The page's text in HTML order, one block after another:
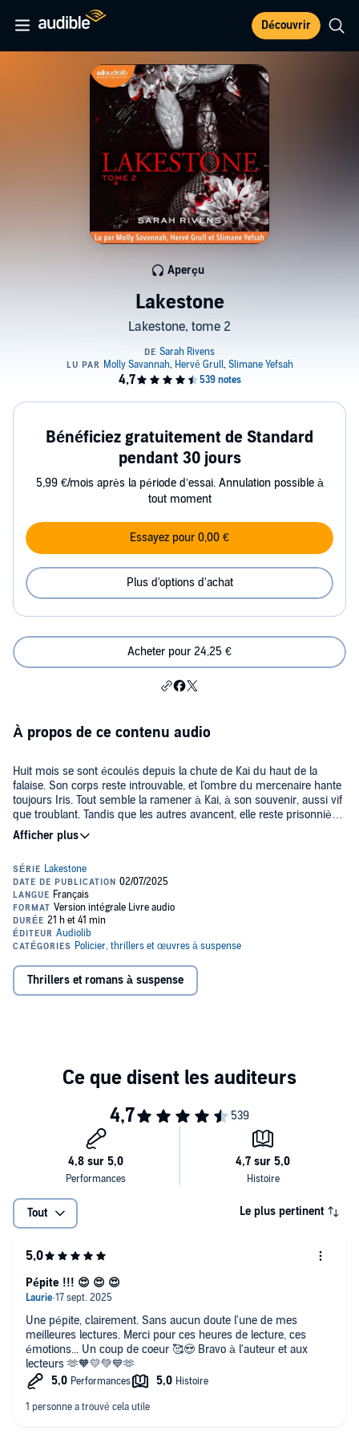
Découvrir
Lakestone
Lakestone, tome 2
Aperçu
Bénéficiez gratuitement de Standard
pendant 30 jours
5,99 €/mois après la période d’essai. Annulation possible à
tout moment
Essayez pour 0,00 €
Plus d'options d'achat
Acheter pour 24,25 €
À propos de ce contenu audio
Huit mois se sont écoulés depuis la chute de Kai du haut de la
falaise. Son corps reste introuvable, et l'ombre du mercenaire hante
toujours Iris. Tout semble la ramener à Kai, à son souvenir, aussi vif
que troublant. Tandis que les autres avancent, elle reste prisonnière
de ce qu'il a laissé derrière lui.
mystérieuses secoue la ville, et une menace insidieuse se
rapproche, troublant la fragile stabilité d'Iris. La disparition du
mercenaire semble en avoir attiré plus d'un.
Mais est-il réellement parti... ou un dernier chapitre de leur histoire,
entre amour, survie et rancœur, vient-il de commencer ?
Trigger warnings : deuil, meurtre, violence physique et
psychologique, tentative d'agression sexuelle (par un
Thrillers et romans à suspense
Tout Le plus pertinent
Une pépite, clairement. Sans aucun doute l'une de mes
meilleures lectures. Merci pour ces heures de lecture, ces
émotions... Un coup de coeur 🥰😍 Bravo à l'auteur et aux
lecteurs 🫶🧡💛💚💙🫶
Pépite !!! 😍 😍 😍